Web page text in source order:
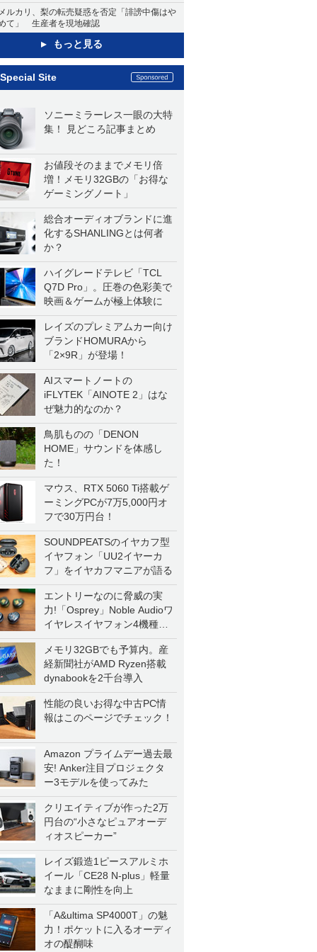
ルカリ、梨の転売疑惑を否定「誹謗中傷はや
て」 生産者を現地確認
もっと見る
Special Site
ソニーミラーレス一眼の大特
集！ 見どころ記事まとめ
お値段そのままでメモリ倍
増！メモリ32GBの「お得な
ゲーミングノート」
総合オーディオブランドに進
化するSHANLINGとは何者
か？
ハイグレードテレビ「TCL
Q7D Pro」。圧巻の色彩美で
映画＆ゲームが極上体験に
レイズのプレミアムカー向け
ブランドHOMURAから
「2×9R」が登場！
AIスマートノートの
iFLYTEK「AINOTE 2」はな
ぜ魅力的なのか？
鳥肌ものの「DENON
HOME」サウンドを体感し
た！
マウス、RTX 5060 Ti搭載ゲ
ーミングPCが7万5,000円オ
フで30万円台！
SOUNDPEATSのイヤカフ型
イヤフォン「UU2イヤーカ
フ」をイヤカフマニアが語る
エントリーなのに脅威の実
力!「Osprey」Noble Audioワ
イヤレスイヤフォン4機種を
一気に聴く
メモリ32GBでも予算内。産
経新聞社がAMD Ryzen搭載
dynabookを2千台導入
性能の良いお得な中古PC情
報はこのページでチェック！
Amazon プライムデー過去最
安! Anker注目プロジェクタ
ー3モデルを使ってみた
クリエイティブが作った2万
円台の“小さなピュアオーデ
ィオスピーカー”
レイズ鍛造1ピースアルミホ
イール「CE28 N-plus」軽量
なままに剛性を向上
「A&ultima SP4000T」の魅
力！ポケットに入るオーディ
オの醍醐味